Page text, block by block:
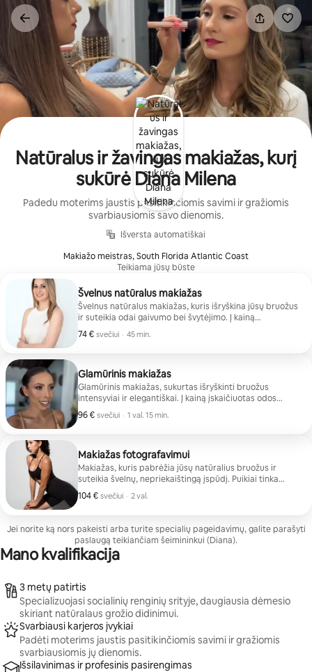
Pereiti
prie
turinio
Natūralus ir žavingas makiažas, kurį
sukūrė Diana Milena
Padedu moterims jaustis pasitikinčiomis savimi ir gražiomis
svarbiausiomis savo dienomis.
Išversta automatiškai
Makiažo meistras, South Florida Atlantic Coast
Teikiama jūsų būste
Švelnus natūralus makiažas
Švelnus natūralus makiažas, kuris išryškina jūsų bruožus
ir suteikia odai gaivumo bei švytėjimo. Į kainą
įskaičiuotos natūralios blakstienos. Kelionės mokestis
neįskaičiuotas.
74 € svečiui
74 € svečiui
, · 45 min.
Glamūrinis makiažas
Glamūrinis makiažas, sukurtas išryškinti bruožus
intensyviai ir elegantiškai. Į kainą įskaičiuotas odos
paruošimas ir blakstienos.
96 € svečiui
96 € svečiui
, · 1 val. 15 min.
Makiažas fotografavimui
Makiažas, kuris pabrėžia jūsų natūralius bruožus ir
suteikia švelnų, nepriekaištingą įspūdį. Puikiai tinka
fotosesijoms, turinio kūrimui ir ypatingoms akimirkoms,
kai svarbi kiekviena detalė.
104 € svečiui
104 € svečiui
, · 2 val.
Jei norite ką nors pakeisti arba turite specialių pageidavimų, galite parašyti
paslaugą teikiančiam šeimininkui (Diana).
Mano kvalifikacija
3 metų patirtis
Specializuojasi socialinių renginių srityje, daugiausia dėmesio
skiriant natūralaus grožio didinimui.
Svarbiausi karjeros įvykiai
Padėti moterims jaustis pasitikinčiomis savimi ir gražiomis
svarbiausiomis jų dienomis.
Išsilavinimas ir profesinis pasirengimas